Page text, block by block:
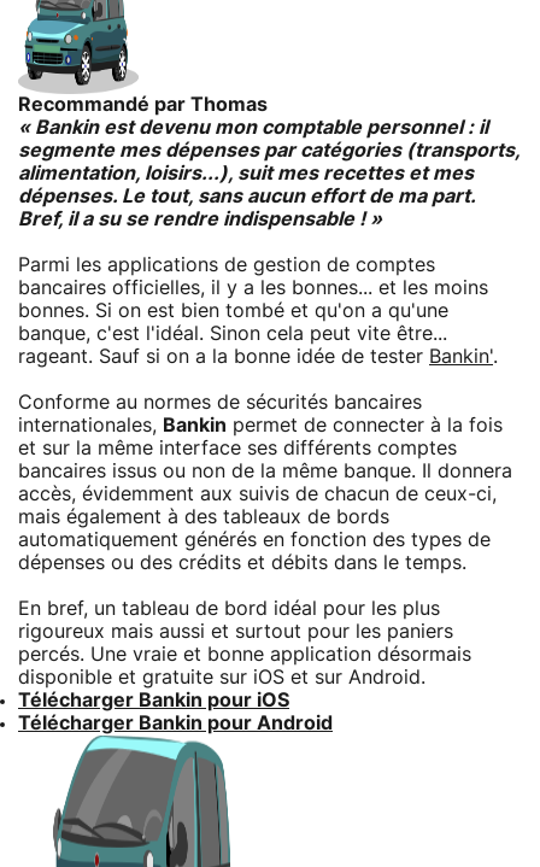
Recommandé par Thomas
« Bankin est devenu mon comptable personnel : il
segmente mes dépenses par catégories (transports,
alimentation, loisirs...), suit mes recettes et mes
dépenses. Le tout, sans aucun effort de ma part.
Bref, il a su se rendre indispensable ! »
Parmi les applications de gestion de comptes
bancaires officielles, il y a les bonnes... et les moins
bonnes. Si on est bien tombé et qu'on a qu'une
banque, c'est l'idéal. Sinon cela peut vite être...
rageant. Sauf si on a la bonne idée de tester Bankin'.
Conforme au normes de sécurités bancaires
internationales, Bankin permet de connecter à la fois
et sur la même interface ses différents comptes
bancaires issus ou non de la même banque. Il donnera
accès, évidemment aux suivis de chacun de ceux-ci,
mais également à des tableaux de bords
automatiquement générés en fonction des types de
dépenses ou des crédits et débits dans le temps.
En bref, un tableau de bord idéal pour les plus
rigoureux mais aussi et surtout pour les paniers
percés. Une vraie et bonne application désormais
disponible et gratuite sur iOS et sur Android.
Télécharger Bankin pour iOS
Télécharger Bankin pour Android